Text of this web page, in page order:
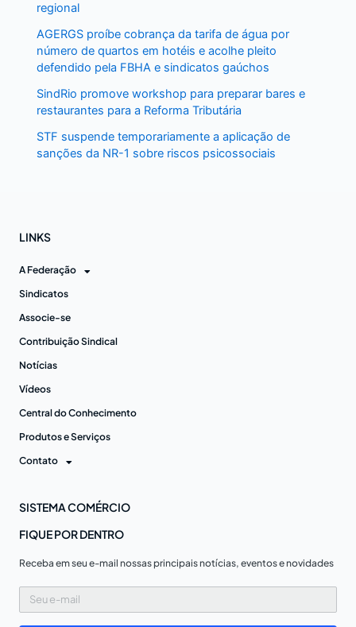
regional
AGERGS proíbe cobrança da tarifa de água por
número de quartos em hotéis e acolhe pleito
defendido pela FBHA e sindicatos gaúchos
SindRio promove workshop para preparar bares e
restaurantes para a Reforma Tributária
STF suspende temporariamente a aplicação de
sanções da NR-1 sobre riscos psicossociais
LINKS
A Federação
Sindicatos
Associe-se
Contribuição Sindical
Notícias
Vídeos
Central do Conhecimento
Produtos e Serviços
Contato
SISTEMA COMÉRCIO
FIQUE POR DENTRO
Receba em seu e-mail nossas principais notícias, eventos e novidades
Seu
e-